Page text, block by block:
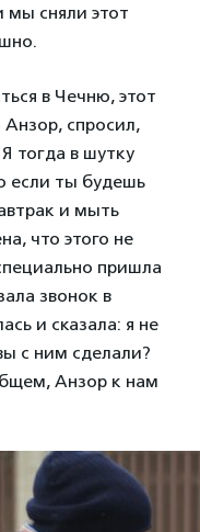
мы сняли этот
в Чечню, этот
спросил,
тогда в шутку
если ты будешь
и мыть
что этого не
пришла
звонок в
и сказала: я не
с ним сделали?
Анзор к нам